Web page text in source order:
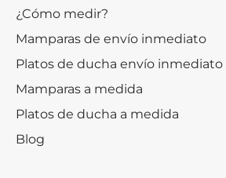
¿Cómo medir?
Mamparas de envío inmediato
Platos de ducha envío inmediato
Mamparas a medida
Platos de ducha a medida
Blog